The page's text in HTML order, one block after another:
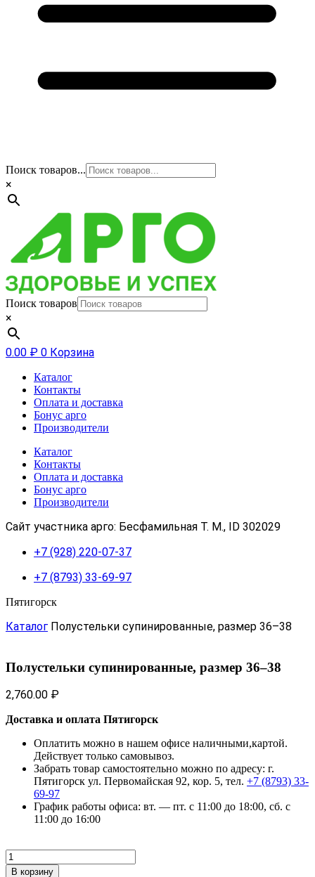
Поиск товаров...
×
Поиск товаров
×
0.00 ₽ 0 Корзина
Каталог
Контакты
Оплата и доставка
Бонус арго
Производители
Каталог
Контакты
Оплата и доставка
Бонус арго
Производители
Сайт участника арго: Бесфамильная Т. М., ID 302029
+7 (928) 220-07-37
+7 (8793) 33-69-97
Пятигорск
Каталог Полустельки супинированные, размер 36–38
Полустельки супинированные, размер 36–38
2,760.00 ₽
Доставка и оплата Пятигорск
Оплатить можно в нашем офисе наличными,картой.
Действует только самовывоз.
Забрать товар самостоятельно можно по адресу: г.
Пятигорск ул. Первомайская 92, кор. 5, тел. +7 (8793) 33-
69-97
График работы офиса: вт. — пт. с 11:00 до 18:00, сб. с
11:00 до 16:00
Количество
товара
В корзину